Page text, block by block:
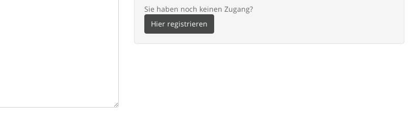
Sie haben noch keinen Zugang?
Hier registrieren